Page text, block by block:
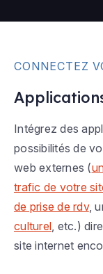
CONNECTEZ
Intégrez des
possibilités de
web externes (
trafic de votre
de prise de rdv,
culturel, etc.)
site internet